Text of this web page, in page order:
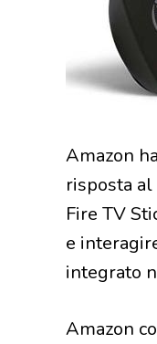
Amazon
risposta
Fire TV
e
integrato
Amazon